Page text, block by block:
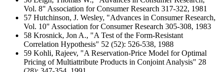
Vol. 8" Association for Consumer Research 317-322, 1981
57 Hutchinson, J. Wesley, "Advances in Consumer Research,
Vol. 10" Association for Consumer Research 305-308, 1983
58 Krosnick, Jon A., "A Test of the Form-Resistant
Correlation Hypothesis" 52 (52): 526-538, 1988
59 Kohli, Rajeev, "A Reservation-Price Model for Optimal
Pricing of Multiattribute Products in Conjoint Analysis" 28